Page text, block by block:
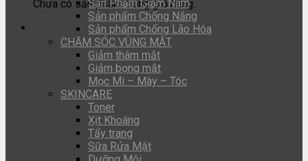
Chưa có sản phẩm trong giỏ hàng.
Sản Phẩm Giảm Nám
Sản phẩm Chống Nắng
Sản phẩm Chống Lão Hóa
CHĂM SÓC VÙNG MẮT
Giảm thâm mắt
Giảm bọng mắt
Mọc Mi – Mày – Tóc
SKINCARE
Toner
Xịt Khoáng
Tẩy trang
Sữa Rửa Mặt